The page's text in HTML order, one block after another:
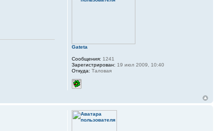
Gateta
Сообщения: 1241
Зарегистрирован: 19 июл 2009, 10:40
Откуда: Таловая